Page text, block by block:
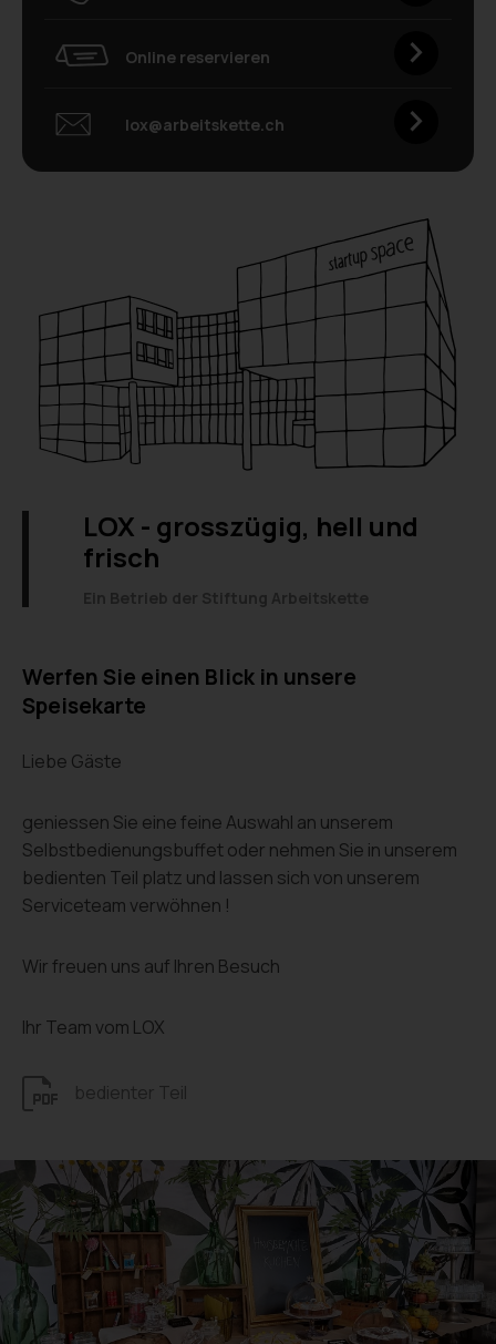
Online reservieren
lox@arbeitskette.ch
LOX - grosszügig, hell und
frisch
Werfen Sie einen Blick in unsere
Speisekarte
Liebe Gäste
geniessen Sie eine feine Auswahl an unserem
Selbstbedienungsbuffet oder nehmen Sie in unserem
bedienten Teil platz und lassen sich von unserem
Serviceteam verwöhnen !
Wir freuen uns auf Ihren Besuch
Ihr Team vom LOX
bedienter Teil